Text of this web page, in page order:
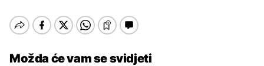
Možda će vam se svidjeti